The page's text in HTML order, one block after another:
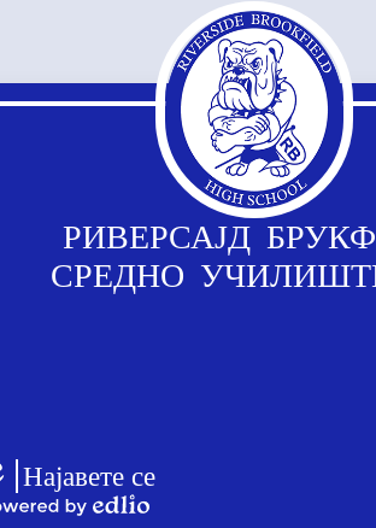
РИВЕРСАЈД
СРЕДНО
Најавете се